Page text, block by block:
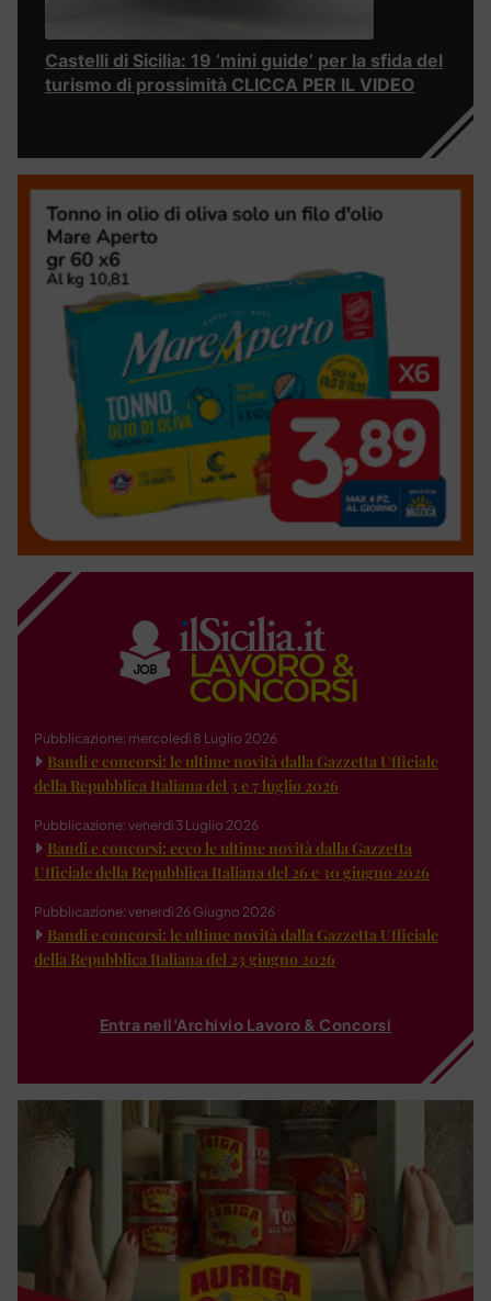
Castelli di Sicilia: 19 ‘mini guide’ per la sfida del
turismo di prossimità CLICCA PER IL VIDEO
Pubblicazione: mercoledì 8 Luglio 2026
Bandi e concorsi: le ultime novità dalla Gazzetta Ufficiale
della Repubblica Italiana del 3 e 7 luglio 2026
Pubblicazione: venerdì 3 Luglio 2026
Bandi e concorsi: ecco le ultime novità dalla Gazzetta
Ufficiale della Repubblica Italiana del 26 e 30 giugno 2026
Pubblicazione: venerdì 26 Giugno 2026
Bandi e concorsi: le ultime novità dalla Gazzetta Ufficiale
della Repubblica Italiana del 23 giugno 2026
Entra nell'Archivio Lavoro & Concorsi